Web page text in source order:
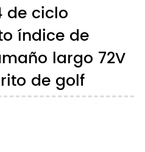
de ciclo
índice de
largo 72V
de golf